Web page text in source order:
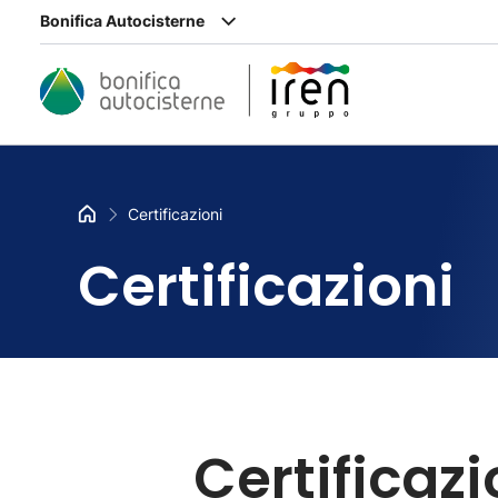
Bonifica Autocisterne
Certificazioni
Certificazioni